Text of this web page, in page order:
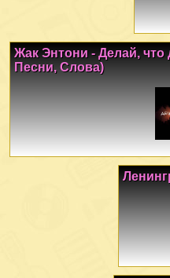
Жак Энтони - Делай, что
Песни, Слова)